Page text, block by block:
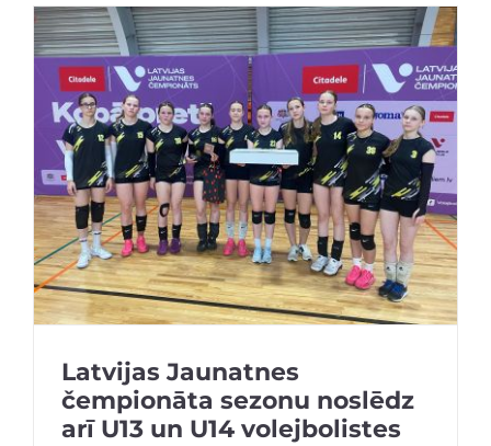
Latvijas Jaunatnes
čempionāta sezonu noslēdz
arī U13 un U14 volejbolistes